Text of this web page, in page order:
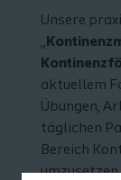
Unsere
„
aktuellem
Übungen,
täglichen
Bereich